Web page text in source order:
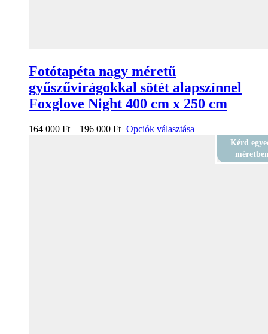
Fotótapéta nagy méretű
gyűszűvirágokkal sötét alapszínnel
Foxglove Night 400 cm x 250 cm
164 000 Ft – 196 000 Ft Opciók választása
Kérd